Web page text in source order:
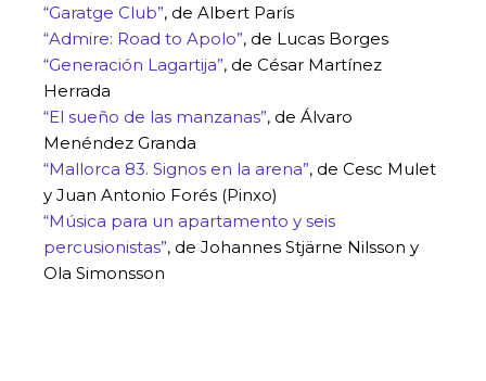
“Garatge Club”, de Albert París
“Admire: Road to Apolo”, de Lucas Borges
“Generación Lagartija”, de César Martínez
Herrada
“El sueño de las manzanas”, de Álvaro
Menéndez Granda
“Mallorca 83. Signos en la arena”, de Cesc Mulet
y Juan Antonio Forés (Pinxo)
“Música para un apartamento y seis
percusionistas”, de Johannes Stjärne Nilsson y
Ola Simonsson